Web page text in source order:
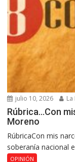
julio 10, 2026
Rúbrica…Con
Moreno
RúbricaCon mis
soberanía nacional
OPINIÓN